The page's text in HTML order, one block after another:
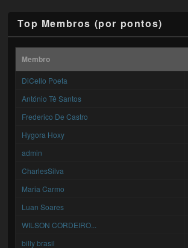
Top Membros (por pontos)
Membro
DiCello Poeta
António Tê Santos
Frederico De Castro
Hygora Hoxy
admin
CharlesSilva
Maria Carmo
Luan Soares
WILSON CORDEIRO...
billy brasil